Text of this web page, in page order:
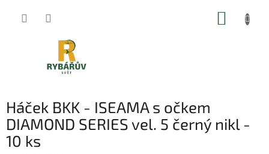
Háček BKK - ISEAMA s očkem
DIAMOND SERIES vel. 5 černý nikl -
10 ks